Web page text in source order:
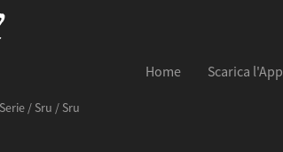
Home Scarica l'App
/ Sru / Sru